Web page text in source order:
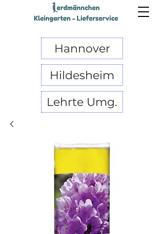
Hannover
Hildesheim
Lehrte Umg.